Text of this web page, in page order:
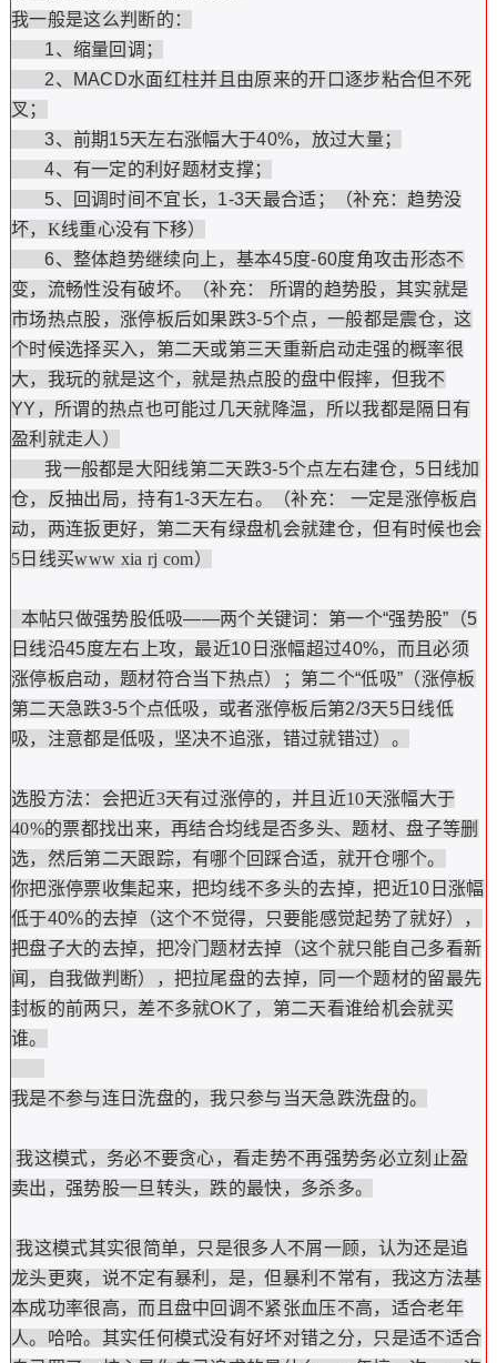
我一般是这么判断的：
1、缩量回调；
2、MACD水面红柱并且由原来的开口逐步粘合但不死
叉；
3、前期15天左右涨幅大于40%，放过大量；
4、有一定的利好题材支撑；
5、回调时间不宜长，1-3天最合适；（补充：趋势没
坏， K线重心没有下移）
6、整体趋势继续向上，基本45度-60度角攻击形态不
变，流畅性没有破坏。（补充：
所谓的趋势股，其实就是
市场热点股，涨停板后如果跌3-5个点，一般都是震仓，这
个时候选择买入，第二天或第三天重新启动走强的概率很
大，我玩的就是这个，就是热点股的盘中假摔，但我不
YY，所谓的热点也可能过几天就降温，所以我都是隔日有
盈利就走人）
我一般都是大阳线第二天跌3-5个点左右建仓，5日线加
仓，反抽出局，持有1-3天左右。（补充：
一定是涨停板启
动，两连扳更好，第二天有绿盘机会就建仓，但有时候也会
5日线买www xia rj com）
本帖只做强势股低吸——两个关键词：第一个“强势股”（5
日线沿45度左右上攻，最近10日涨幅超过40%，而且必须
涨停板启动，题材符合当下热点）；第二个“低吸”（涨停板
第二天急跌3-5个点低吸，或者涨停板后第2/3天5日线低
吸，注意都是低吸，坚决不追涨，错过就错过）。
选股方法： 会把近3天有过涨停的，并且近10天涨幅大于
40%的票都找出来，再结合均线是否多头、题材、盘子等删
选，然后第二天跟踪，有哪个回踩合适，就开仓哪个。
你把涨停票收集起来，把均线不多头的去掉，把近10日涨幅
低于40%的去掉（这个不觉得，只要能感觉起势了就好），
把盘子大的去掉，把冷门题材去掉（这个就只能自己多看新
闻，自我做判断），把拉尾盘的去掉，同一个题材的留最先
封板的前两只，差不多就OK了，第二天看谁给机会就买
谁。
我是不参与连日洗盘的，我只参与当天急跌洗盘的。
我这模式，务必不要贪心，看走势不再强势务必立刻止盈
卖出，强势股一旦转头，跌的最快，多杀多。
我这模式其实很简单，只是很多人不屑一顾，认为还是追
龙头更爽，说不定有暴利，是，但暴利不常有，我这方法基
本成功率很高，而且盘中回调不紧张血压不高，适合老年
人。哈哈。其实任何模式没有好坏对错之分，只是适不适合